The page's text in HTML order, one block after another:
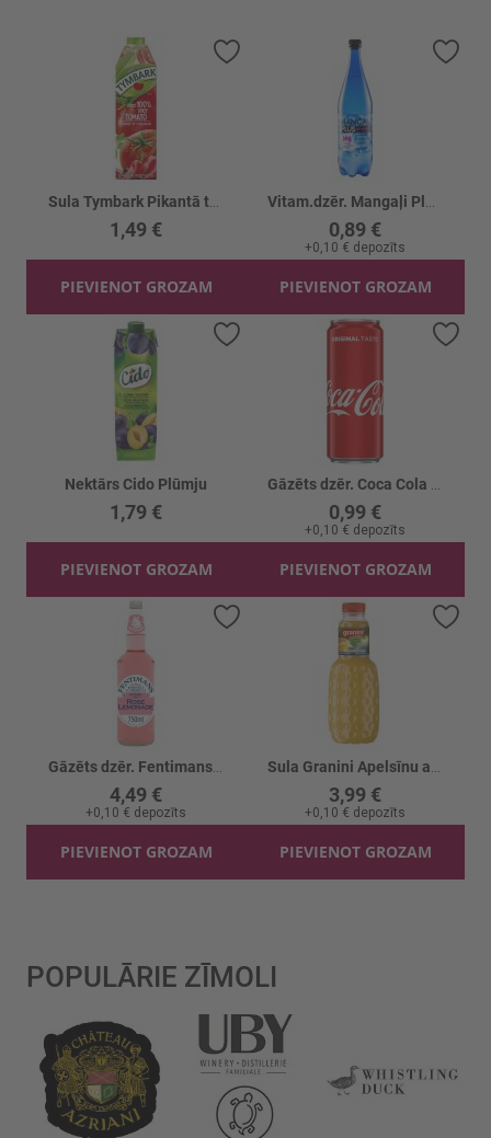
1,49 €
PIEVIENOT GROZAM
Pievienot vēlmju sarakstam
0,89 €
+0,10 € depozīts
PIEVIENOT GROZAM
Nektārs Cido Plūmju
1,79 €
PIEVIENOT GROZAM
Pievienot vēlmju sarakstam
0,99 €
+0,10 € depozīts
PIEVIENOT GROZAM
4,49 €
+0,10 € depozīts
PIEVIENOT GROZAM
Pievienot vēlmju sarakstam
3,99 €
+0,10 € depozīts
PIEVIENOT GROZAM
POPULĀRIE ZĪMOLI